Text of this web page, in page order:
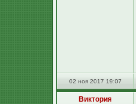
02 ноя 2017 19:07
Виктория